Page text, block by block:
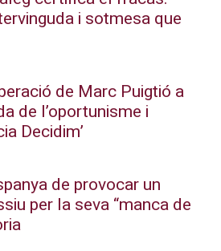
i sotmesa que
de Marc Puigtió a
de l’oportunisme i
Decidim’
de provocar un
per la seva “manca de